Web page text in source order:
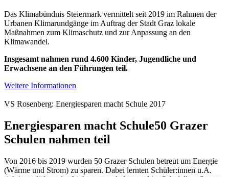
Das Klimabündnis Steiermark vermittelt seit 2019 im Rahmen der
Urbanen Klimarundgänge im Auftrag der Stadt Graz lokale
Maßnahmen zum Klimaschutz und zur Anpassung an den
Klimawandel.
Insgesamt nahmen rund 4.600 Kinder, Jugendliche und
Erwachsene an den Führungen teil.
Weitere Informationen
VS Rosenberg: Energiesparen macht Schule 2017
Energiesparen macht Schule50 Grazer
Schulen nahmen teil
Von 2016 bis 2019 wurden 50 Grazer Schulen betreut um Energie
(Wärme und Strom) zu sparen. Dabei lernten Schüler:innen u.A.